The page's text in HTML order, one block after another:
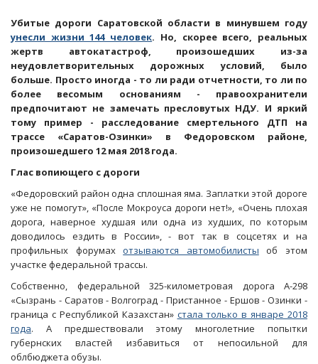
Убитые дороги Саратовской области в минувшем году
унесли жизни 144 человек. Но, скорее всего, реальных
жертв автокатастроф, произошедших из-за
неудовлетворительных дорожных условий, было
больше. Просто иногда - то ли ради отчетности, то ли по
более весомым основаниям - правоохранители
предпочитают не замечать пресловутых НДУ. И яркий
тому пример - расследование смертельного ДТП на
трассе «Саратов-Озинки» в Федоровском районе,
произошедшего 12 мая 2018 года.
Глас вопиющего с дороги
«Федоровский район одна сплошная яма. Заплатки этой дороге
уже не помогут», «После Мокроуса дороги нет!», «Очень плохая
дорога, наверное худшая или одна из худших, по которым
доводилось ездить в России», - вот так в соцсетях и на
профильных форумахотзываются автомобилисты об этом
участке федеральной трассы.
Собственно, федеральной 325-километровая дорога А-298
«Сызрань - Саратов - Волгоград - Пристанное - Ершов - Озинки -
граница с Республикой Казахстан» стала только в январе 2018
года. А предшествовали этому многолетние попытки
губернских властей избавиться от непосильной для
облбюджета обузы.